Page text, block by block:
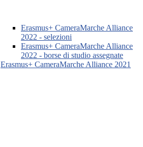
Erasmus+ CameraMarche Alliance
2022 - selezioni
Erasmus+ CameraMarche Alliance
2022 - borse di studio assegnate
Erasmus+ CameraMarche Alliance 2021